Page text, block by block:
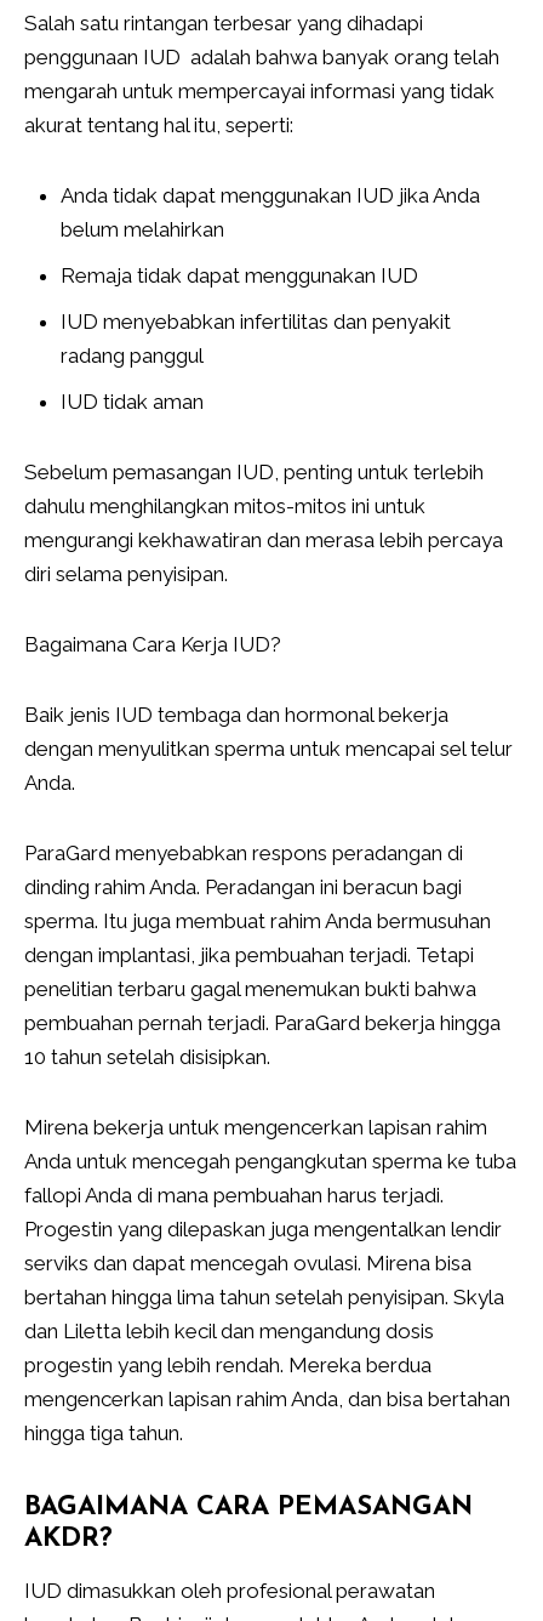
Salah satu rintangan terbesar yang dihadapi
penggunaan IUD adalah bahwa banyak orang telah
mengarah untuk mempercayai informasi yang tidak
akurat tentang hal itu, seperti:
Anda tidak dapat menggunakan IUD jika Anda
belum melahirkan
Remaja tidak dapat menggunakan IUD
IUD menyebabkan infertilitas dan penyakit
radang panggul
IUD tidak aman
Sebelum pemasangan IUD, penting untuk terlebih
dahulu menghilangkan mitos-mitos ini untuk
mengurangi kekhawatiran dan merasa lebih percaya
diri selama penyisipan.
Bagaimana Cara Kerja IUD?
Baik jenis IUD tembaga dan hormonal bekerja
dengan menyulitkan sperma untuk mencapai sel telur
Anda.
ParaGard menyebabkan respons peradangan di
dinding rahim Anda. Peradangan ini beracun bagi
sperma. Itu juga membuat rahim Anda bermusuhan
dengan implantasi, jika pembuahan terjadi. Tetapi
penelitian terbaru gagal menemukan bukti bahwa
pembuahan pernah terjadi. ParaGard bekerja hingga
10 tahun setelah disisipkan.
Mirena bekerja untuk mengencerkan lapisan rahim
Anda untuk mencegah pengangkutan sperma ke tuba
fallopi Anda di mana pembuahan harus terjadi.
Progestin yang dilepaskan juga mengentalkan lendir
serviks dan dapat mencegah ovulasi. Mirena bisa
bertahan hingga lima tahun setelah penyisipan. Skyla
dan Liletta lebih kecil dan mengandung dosis
progestin yang lebih rendah. Mereka berdua
mengencerkan lapisan rahim Anda, dan bisa bertahan
hingga tiga tahun.
BAGAIMANA CARA PEMASANGAN
AKDR?
IUD dimasukkan oleh profesional perawatan